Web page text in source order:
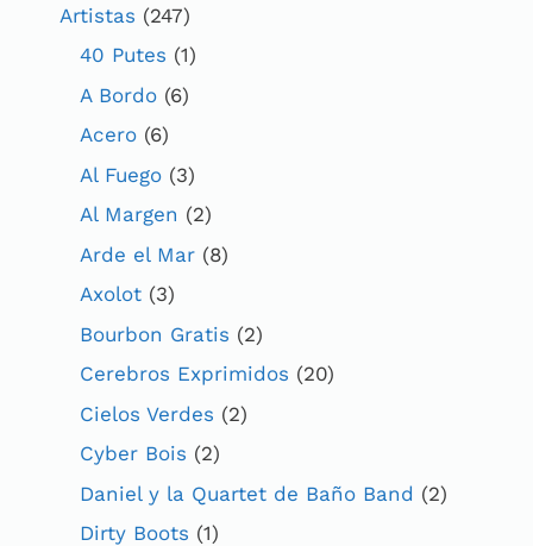
Artistas (247)
40 Putes (1)
A Bordo (6)
Acero (6)
Al Fuego (3)
Al Margen (2)
Arde el Mar (8)
Axolot (3)
Bourbon Gratis (2)
Cerebros Exprimidos (20)
Cielos Verdes (2)
Cyber Bois (2)
Daniel y la Quartet de Baño Band (2)
Dirty Boots (1)